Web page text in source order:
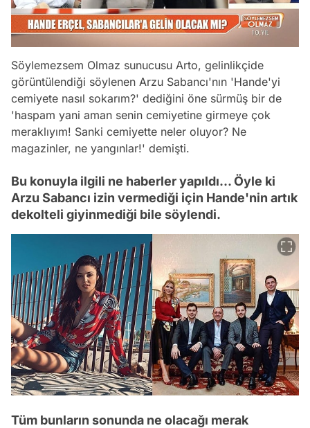
Söylemezsem Olmaz sunucusu Arto, gelinlikçide
görüntülendiği söylenen Arzu Sabancı'nın 'Hande'yi
cemiyete nasıl sokarım?' dediğini öne sürmüş bir de
'haspam yani aman senin cemiyetine girmeye çok
meraklıyım! Sanki cemiyette neler oluyor? Ne
magazinler, ne yangınlar!' demişti.
Bu konuyla ilgili ne haberler yapıldı... Öyle ki
Arzu Sabancı izin vermediği için Hande'nin artık
dekolteli giyinmediği bile söylendi.
Tüm bunların sonunda ne olacağı merak